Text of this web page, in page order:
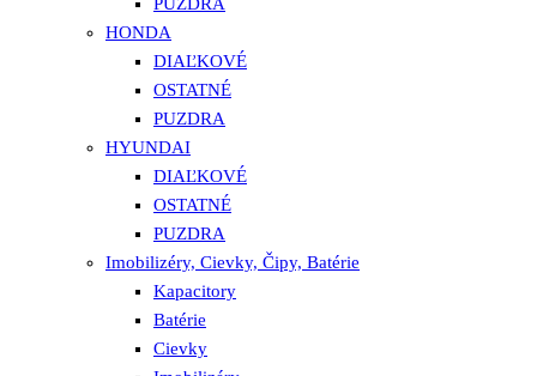
HONDA
DIAĽKOVÉ
OSTATNÉ
PUZDRA
HYUNDAI
DIAĽKOVÉ
OSTATNÉ
PUZDRA
Imobilizéry, Cievky, Čipy, Batérie
Kapacitory
Batérie
Cievky